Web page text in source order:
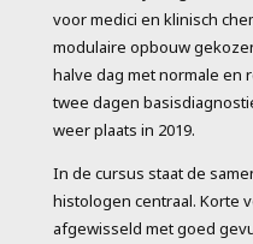
voor medici en klinisch
modulaire opbouw
halve dag met normale en
twee dagen
weer plaats in 2019.
In de cursus staat de
histologen centraal. Korte
afgewisseld met goed